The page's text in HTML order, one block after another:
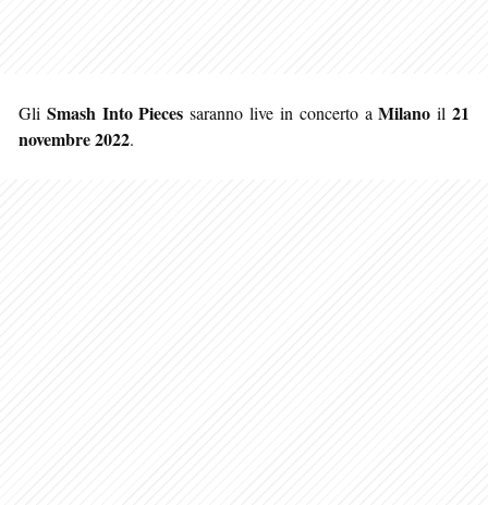
Gli Smash Into Pieces saranno live in concerto aMilano il21
novembre 2022.